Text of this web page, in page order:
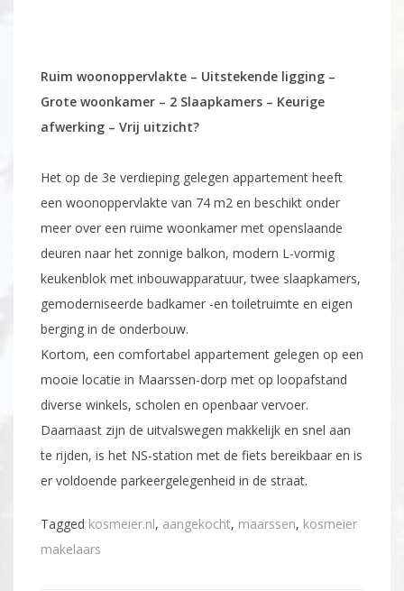
Ruim woonoppervlakte – Uitstekende ligging –
Grote woonkamer – 2 Slaapkamers – Keurige
afwerking – Vrij uitzicht?
Het op de 3e verdieping gelegen appartement heeft
een woonoppervlakte van 74 m2 en beschikt onder
meer over een ruime woonkamer met openslaande
deuren naar het zonnige balkon, modern L-vormig
keukenblok met inbouwapparatuur, twee slaapkamers,
gemoderniseerde badkamer -en toiletruimte en eigen
berging in de onderbouw.
Kortom, een comfortabel appartement gelegen op een
mooie locatie in Maarssen-dorp met op loopafstand
diverse winkels, scholen en openbaar vervoer.
Daarnaast zijn de uitvalswegen makkelijk en snel aan
te rijden, is het NS-station met de fiets bereikbaar en is
er voldoende parkeergelegenheid in de straat.
Tagged kosmeier.nl, aangekocht, maarssen, kosmeier
makelaars